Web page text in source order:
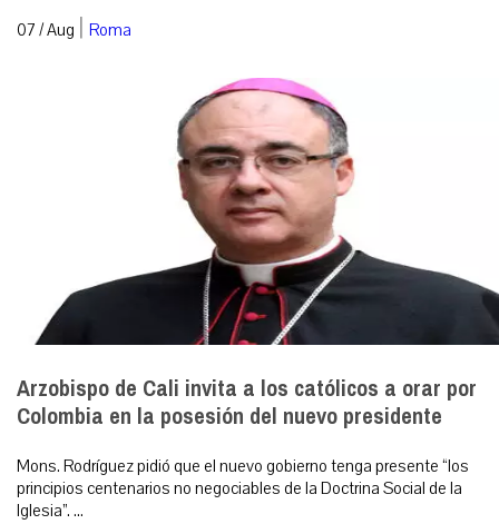
07 / Aug | Roma
Arzobispo de Cali invita a los católicos a orar por
Colombia en la posesión del nuevo presidente
Mons. Rodríguez pidió que el nuevo gobierno tenga presente “los
principios centenarios no negociables de la Doctrina Social de la
Iglesia”. ...